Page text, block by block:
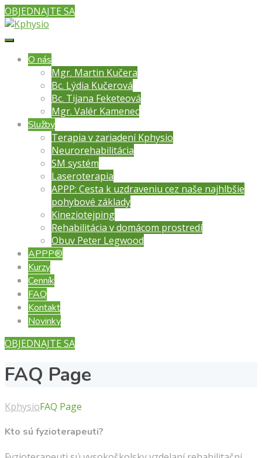
OBJEDNAJTE SA
O nás
Mgr. Martin Kučera
Bc. Lýdia Kučerová
Bc. Tijana Feketeová
Mgr. Valér Kamenec
Služby
Terapia v zariadení Kphysio
Neurorehabilitácia
SM systém
Laseroterapia
APPP: Cesta k uzdraveniu cez naše najhlbšie
pohybové základy
Kineziotejping
Rehabilitácia v domácom prostredí
Obuv Peter Legwood
APPP®
Kurzy
Cenník
FAQ
Kontakt
Novinky
OBJEDNAJTE SA
FAQ Page
KphysioFAQ Page
Kto sú fyzioterapeuti?